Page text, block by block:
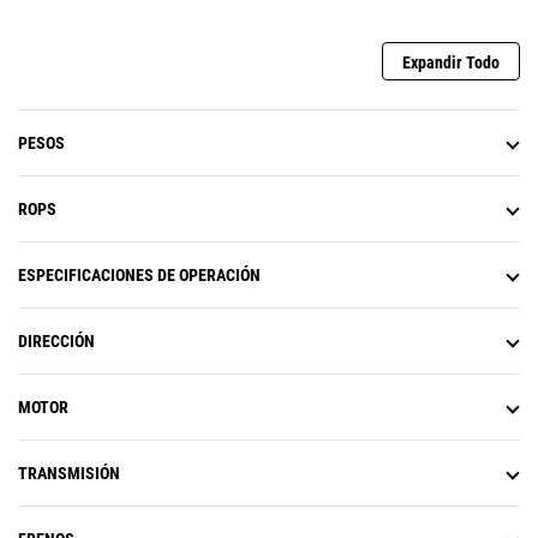
Expandir Todo
PESOS
ROPS
ESPECIFICACIONES DE OPERACIÓN
DIRECCIÓN
MOTOR
TRANSMISIÓN